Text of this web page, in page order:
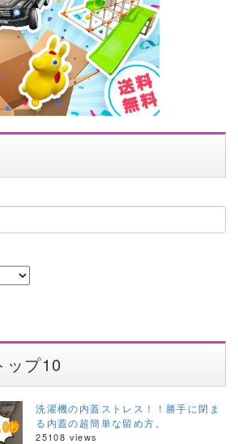
ップ10
洗濯機の内蓋ストレス！！勝手に閉ま
る内蓋の超簡単な留め方。
25108 views